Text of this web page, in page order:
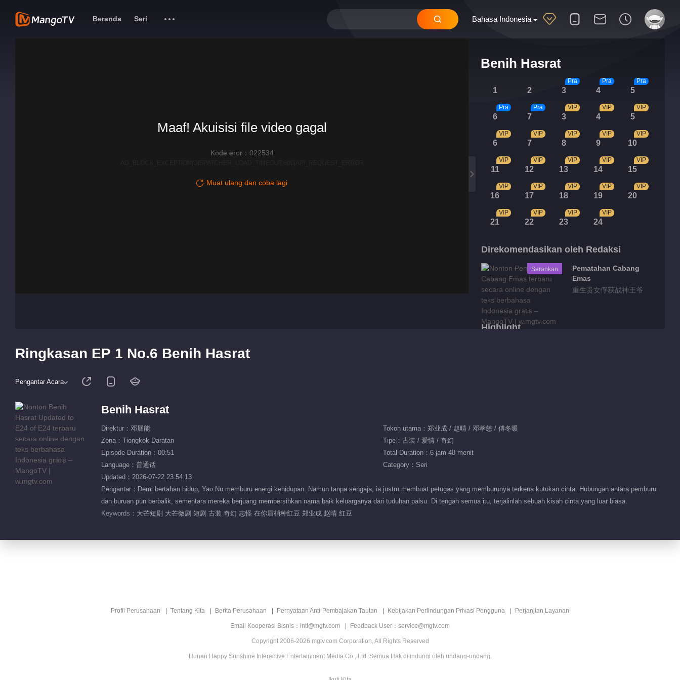
Bahasa Indonesia
Beranda Seri
Benih Hasrat
1 2 3
Pra
4
Pra
5
Pra
6
Pra
7
Pra
3
VIP
4
VIP
5
VIP
6
VIP
7
VIP
8
VIP
9
VIP
10
VIP
11
VIP
12
VIP
13
VIP
14
VIP
15
VIP
16
VIP
17
VIP
18
VIP
19
VIP
20
VIP
21
VIP
22
VIP
23
VIP
24
VIP
Direkomendasikan oleh Redaksi
Sarankan
Pematahan Cabang
Emas
重生贵女俘获战神王爷
Highlight
00:51
Fitur EP 1 No.93
Maaf! Akuisisi file video gagal
Kode eror：022534
Muat ulang dan coba lagi
Ringkasan EP 1 No.6 Benih Hasrat
Pengantar Acara
Benih Hasrat
Direktur：邓展能
Tokoh utama：郑业成 / 赵晴 / 邓孝慈 / 傅冬暖
Zona：Tiongkok Daratan
Tipe：古装 / 爱情 / 奇幻
Episode Duration：00:51
Total Duration：6 jam 48 menit
Language：普通话
Category：Seri
Updated：2026-07-22 23:54:13
Pengantar：Demi bertahan hidup, Yao Nu memburu energi kehidupan. Namun tanpa sengaja, ia justru membuat petugas yang memburunya terkena kutukan cinta. Hubungan antara pemburu
dan buruan pun berbalik, sementara mereka berjuang membersihkan nama baik keluarganya dari tuduhan palsu. Di tengah semua itu, terjalinlah sebuah kisah cinta yang luar biasa.
Keywords： 大芒短剧 大芒微剧 短剧 古装 奇幻 志怪 在你眉梢种红豆 郑业成 赵晴 红豆
Profil Perusahaan Tentang Kita Berita Perusahaan Pernyataan Anti-Pembajakan Tautan Kebijakan Perlindungan Privasi Pengguna Perjanjian Layanan
Email Kooperasi Bisnis：intl@mgtv.com Feedback User：service@mgtv.com
Copyright 2006-2026 mgtv.com Corporation, All Rights Reserved
Hunan Happy Sunshine Interactive Entertainment Media Co., Ltd. Semua Hak dilindungi oleh undang-undang.